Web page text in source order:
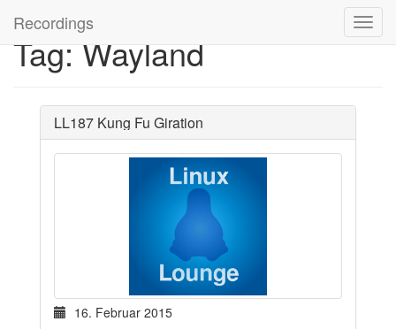
Recordings
Tag: Wayland
LL187 Kung Fu Giration
16. Februar 2015